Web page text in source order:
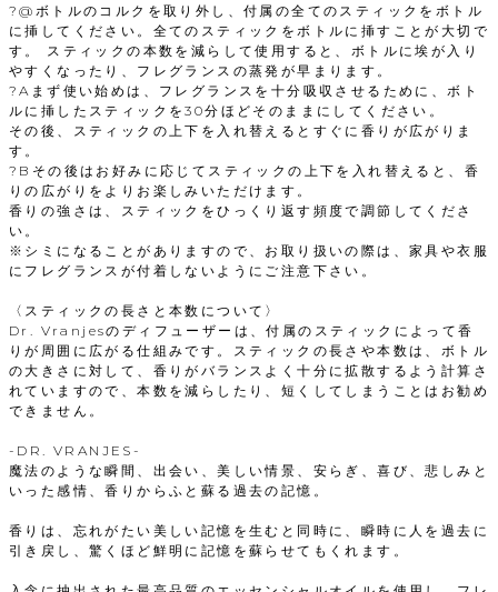
?@ボトルのコルクを取り外し、付属の全てのスティックをボトル
に挿してください。全てのスティックをボトルに挿すことが大切で
す。 スティックの本数を減らして使用すると、ボトルに埃が入り
やすくなったり、フレグランスの蒸発が早まります。
?Aまず使い始めは、フレグランスを十分吸収させるために、ボト
ルに挿したスティックを30分ほどそのままにしてください。
その後、スティックの上下を入れ替えるとすぐに香りが広がりま
す。
?Bその後はお好みに応じてスティックの上下を入れ替えると、香
りの広がりをよりお楽しみいただけます。
香りの強さは、スティックをひっくり返す頻度で調節してくださ
い。
※シミになることがありますので、お取り扱いの際は、家具や衣服
にフレグランスが付着しないようにご注意下さい。
〈スティックの長さと本数について〉
Dr. Vranjesのディフューザーは、付属のスティックによって香
りが周囲に広がる仕組みです。スティックの長さや本数は、ボトル
の大きさに対して、香りがバランスよく十分に拡散するよう計算さ
れていますので、本数を減らしたり、短くしてしまうことはお勧め
できません。
-DR. VRANJES-
魔法のような瞬間、出会い、美しい情景、安らぎ、喜び、悲しみと
いった感情、香りからふと蘇る過去の記憶。
香りは、忘れがたい美しい記憶を生むと同時に、瞬時に人を過去に
引き戻し、驚くほど鮮明に記憶を蘇らせてもくれます。